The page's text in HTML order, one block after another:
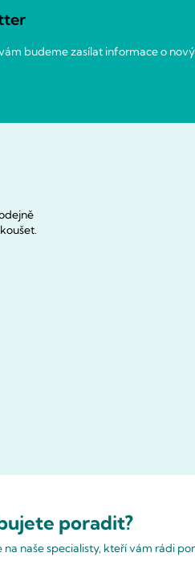
budeme zasílat informace o
poradit?
naše specialisty, kteří vám rádi